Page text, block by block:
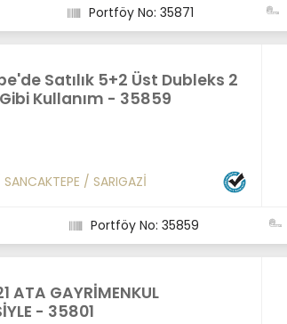
Portföy No: 35871
Satılık 5+2 Üst Dubleks 2
Kullanım - 35859
SANCAKTEPE / SARIGAZİ
Portföy No: 35859
ATA GAYRİMENKUL
- 35801